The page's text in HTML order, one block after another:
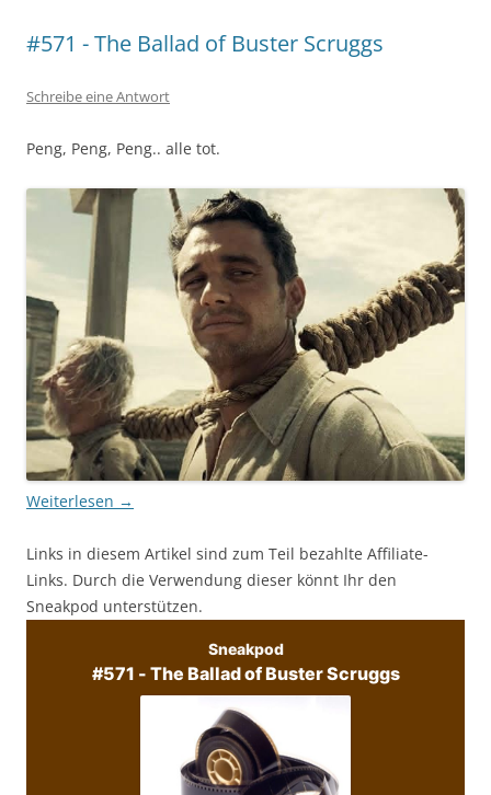
#571 - The Ballad of Buster Scruggs
Schreibe eine Antwort
Peng, Peng, Peng.. alle tot.
Weiterlesen →
Links in diesem Artikel sind zum Teil bezahlte Affiliate-
Links. Durch die Verwendung dieser könnt Ihr den
Sneakpod unterstützen.